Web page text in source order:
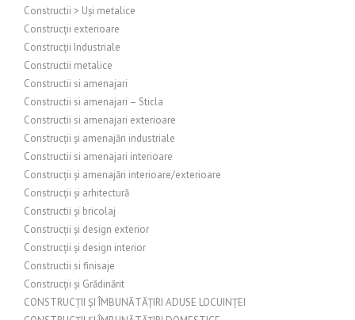
Constructii > Uși metalice
Construcții exterioare
Construcții Industriale
Constructii metalice
Constructii si amenajari
Constructii si amenajari – Sticla
Constructii si amenajari exterioare
Construcții și amenajări industriale
Constructii si amenajari interioare
Construcții și amenajări interioare/exterioare
Construcții și arhitectură
Constructii și bricolaj
Construcții și design exterior
Construcții și design interior
Constructii si finisaje
Construcții și Grădinărit
CONSTRUCȚII ȘI ÎMBUNĂTĂȚIRI ADUSE LOCUINȚEI